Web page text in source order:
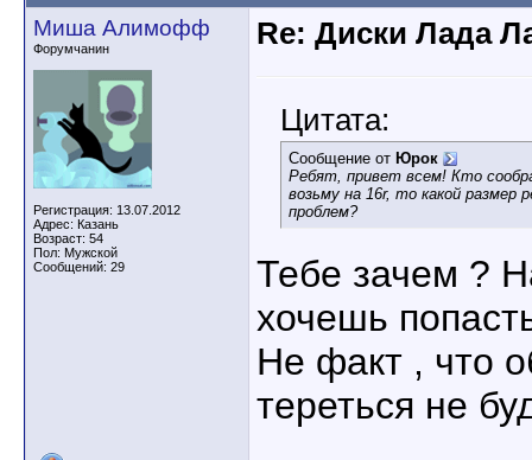
Миша Алимофф
Форумчанин
Регистрация: 13.07.2012
Адрес: Казань
Возраст: 54
Пол: Мужской
Сообщений: 29
Re: Диски Лада
Цитата:
Сообщение от Юрок
Ребят, привет всем! Кто
возьму на 16r, то какой размер
проблем?
Тебе зачем ?
хочешь
Не факт , что
тереться не